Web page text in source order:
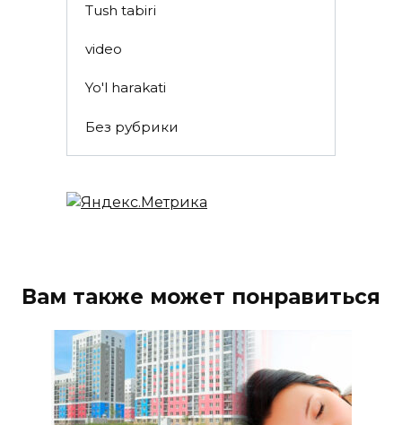
Tush tabiri
video
Yo'l harakati
Без рубрики
Вам также может понравиться